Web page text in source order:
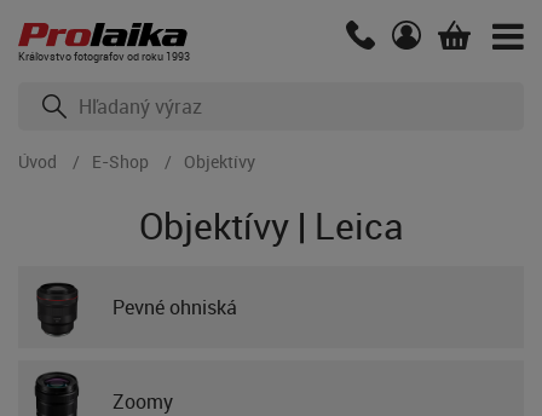
Kráľovstvo fotografov od roku 1993
Úvod E-Shop Objektívy
Objektívy | Leica
Pevné ohniská
Zoomy